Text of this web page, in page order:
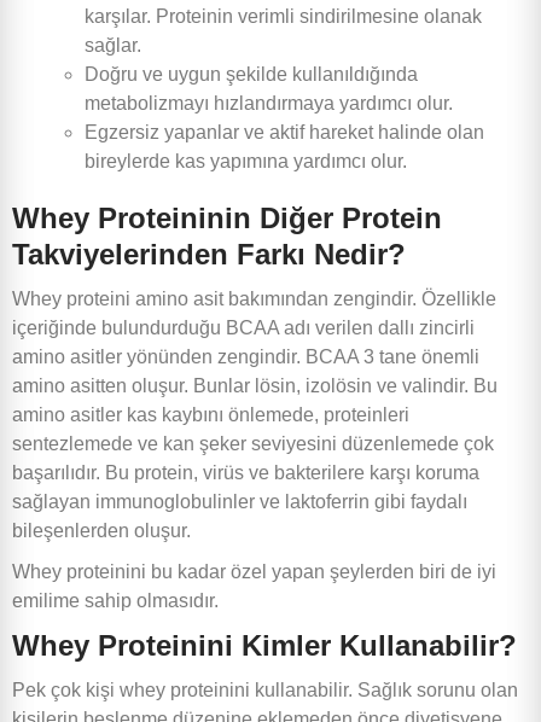
karşılar. Proteinin verimli sindirilmesine olanak
sağlar.
Doğru ve uygun şekilde kullanıldığında
metabolizmayı hızlandırmaya yardımcı olur.
Egzersiz yapanlar ve aktif hareket halinde olan
bireylerde kas yapımına yardımcı olur.
Whey Proteininin Diğer Protein
Takviyelerinden Farkı Nedir?
Whey proteini amino asit bakımından zengindir. Özellikle
içeriğinde bulundurduğu BCAA adı verilen dallı zincirli
amino asitler yönünden zengindir. BCAA 3 tane önemli
amino asitten oluşur. Bunlar lösin, izolösin ve valindir. Bu
amino asitler kas kaybını önlemede, proteinleri
sentezlemede ve kan şeker seviyesini düzenlemede çok
başarılıdır. Bu protein, virüs ve bakterilere karşı koruma
sağlayan immunoglobulinler ve laktoferrin gibi faydalı
bileşenlerden oluşur.
Whey proteinini bu kadar özel yapan şeylerden biri de iyi
emilime sahip olmasıdır.
Whey Proteinini Kimler Kullanabilir?
Pek çok kişi whey proteinini kullanabilir. Sağlık sorunu olan